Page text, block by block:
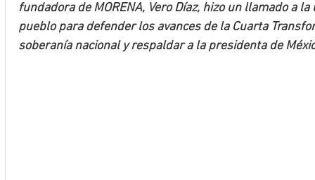
fundadora de MORENA, Vero Díaz, hizo un llamado a
pueblo para defender los avances de la Cuarta
soberanía nacional y respaldar a la presidenta de